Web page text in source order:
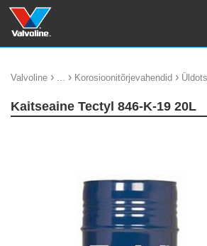
Valvoline › ... › Korosioonitõrjevahendid ›
Kaitseaine Tectyl 846-K-19 20L